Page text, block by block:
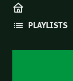
PLAYLISTS